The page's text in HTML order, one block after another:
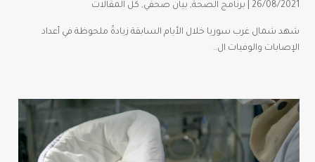
26/08/2021 |
برنامج الصحة, بيان صحفي, كل المقالات
شهد شمال غرب سوريا خلال الأيام السابقة زيادةً ملحوظة في أعداد
الإصابات والوفيات ال..